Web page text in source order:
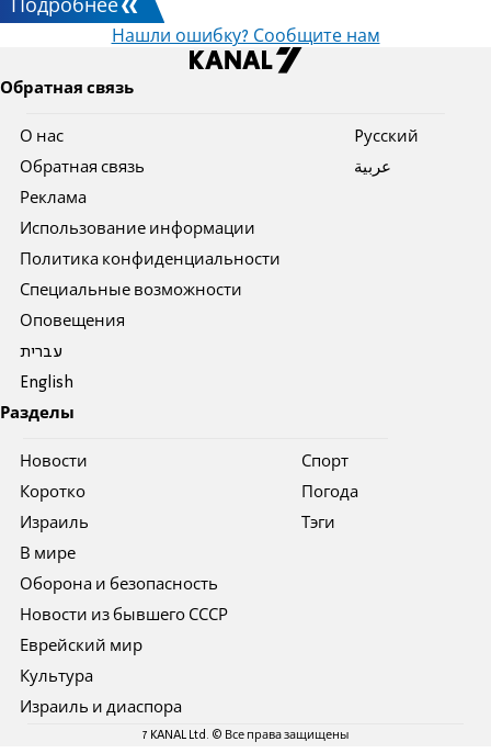
Подробнее
Нашли ошибку? Сообщите нам
Обратная связь
О нас
Обратная связь
Реклама
Использование информации
Политика конфиденциальности
Специальные возможности
Оповещения
עברית
English
Pусский
عربية
Разделы
Новости
Коротко
Израиль
В мире
Оборона и безопасность
Новости из бывшего СССР
Еврейский мир
Культура
Израиль и диаспора
Спорт
Погода
Тэги
7 KANAL Ltd. © Все права защищены